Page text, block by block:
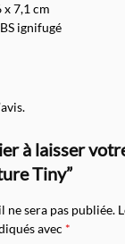
x 7,1 cm
ignifugé
à laisser
Tiny”
ne sera pas publiée.
avec *